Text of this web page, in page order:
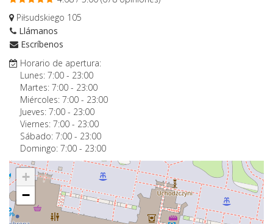
Piłsudskiego 105
Llámanos
Escríbenos
Horario de apertura:
Lunes: 7:00 - 23:00
Martes: 7:00 - 23:00
Miércoles: 7:00 - 23:00
Jueves: 7:00 - 23:00
Viernes: 7:00 - 23:00
Sábado: 7:00 - 23:00
Domingo: 7:00 - 23:00
+
−